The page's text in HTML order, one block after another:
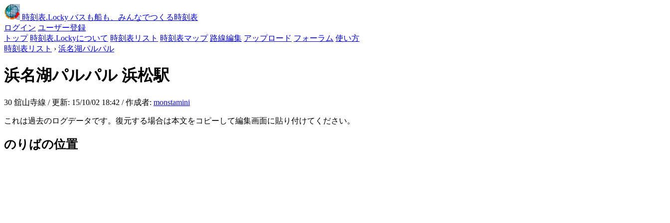
時刻表.Locky バスも船も、みんなでつくる時刻表
ログイン ユーザー登録
トップ 時刻表.Lockyについて 時刻表リスト 時刻表マップ 路線編集 アップロード フォーラム 使い方
時刻表リスト › 浜名湖パルパル
浜名湖パルパル浜松駅
30 舘山寺線 / 更新: 15/10/02 18:42 / 作成者: monstamini
これは過去のログデータです。復元する場合は本文をコピーして編集画面に貼り付けてください。
のりばの位置